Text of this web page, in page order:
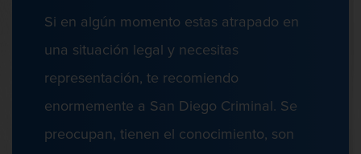
División de Justicia Juvenil
Libertad Condicional para Menores
Petición Aceptada
Proyecto de Ley del Senado SB 439
Si en algún momento estas atrapado en
una situación legal y necesitas
representación, te recomiendo
enormemente a San Diego Criminal. Se
preocupan, tienen el conocimiento, son
Dañar Líneas Telefónicas, Eléctricas O De
Servicios Públicos